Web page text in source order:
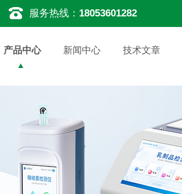
服务热线： 18053601282
产品中心 新闻中心 技术文章